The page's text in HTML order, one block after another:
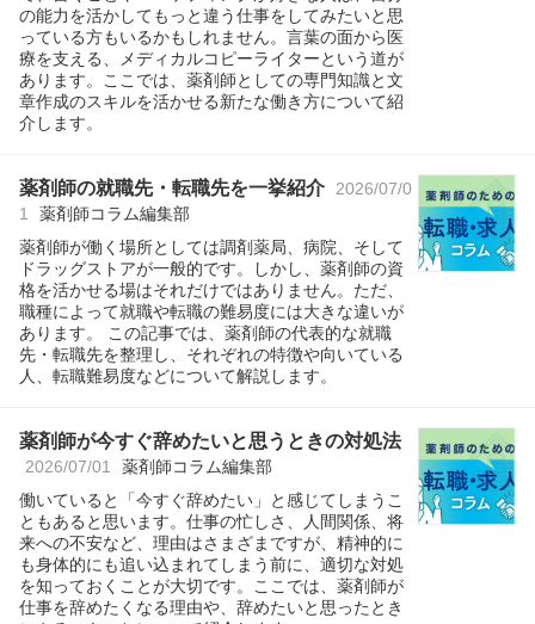
の能力を活かしてもっと違う仕事をしてみたいと思
っている方もいるかもしれません。言葉の面から医
療を支える、メディカルコピーライターという道が
あります。ここでは、薬剤師としての専門知識と文
章作成のスキルを活かせる新たな働き方について紹
介します。
薬剤師の就職先・転職先を一挙紹介
2026/07/0
1
薬剤師コラム編集部
薬剤師が働く場所としては調剤薬局、病院、そして
ドラッグストアが一般的です。しかし、薬剤師の資
格を活かせる場はそれだけではありません。ただ、
職種によって就職や転職の難易度には大きな違いが
あります。 この記事では、薬剤師の代表的な就職
先・転職先を整理し、それぞれの特徴や向いている
人、転職難易度などについて解説します。
薬剤師が今すぐ辞めたいと思うときの対処法
2026/07/01 薬剤師コラム編集部
働いていると「今すぐ辞めたい」と感じてしまうこ
ともあると思います。仕事の忙しさ、人間関係、将
来への不安など、理由はさまざまですが、精神的に
も身体的にも追い込まれてしまう前に、適切な対処
を知っておくことが大切です。ここでは、薬剤師が
仕事を辞めたくなる理由や、辞めたいと思ったとき